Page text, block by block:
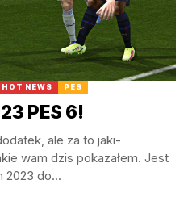
HOT NEWS PES
PES 6!
ale za to jaki-
wam dzis pokazałem. Jest
2023 do...